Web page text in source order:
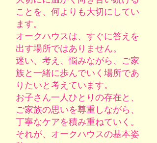
ことを、何よりも大切にしてい
ます。
オークハウスは、すぐに答えを
出す場所ではありません。
迷い、考え、悩みながら、ご家
族と一緒に歩んでいく場所であ
りたいと考えています。
お子さん一人ひとりの存在と、
ご家族の思いを尊重しながら、
丁寧なケアを積み重ねていく。
それが、オークハウスの基本姿